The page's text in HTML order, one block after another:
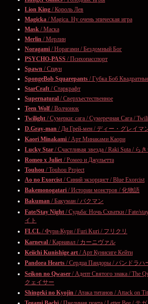
Lion King / Король Лев
Magicka / Magica. Ну очень эпическая игра
Mask / Маска
Merlin / Мерлин
Noragami / Норагами / Бездомный Бог
PSYCHO-PASS / Психопасспорт
Spawn / Спаун
SpongeBob Squarepants / Губка Боб
StarCraft / Старкрафт
Supernatural / Сверхъестественное
Teen Wolf / Волчонок
Twilight / Сумерки: сага / Сумеречная Сага /
D.Gray-man / Ди Грей-мен / ディー・グレイマ
Kaori Minakami / Арт Минаками Каори
Lucky Star / Счастливая звезда / Raki Suta / ら
Romeo x Juliet / Ромео и Джульетта
Touhou / Touhou Project
Ao no Exorcist / Синий экзорцист / Blue Exorcist
Bakemonogatari / Истории монстров / 化物語
Bakuman / Бакуман / バクマン
Fate/Stay Night / Судьба: Ночь Схватки / Fate/
イト
FLCL / Фури-Кури / Furi Kuri / フリクリ
Karneval / Карнавал / カーニヴァル
Keiichi Kunishige art / Арт Кунисиге Кейти
Pandora Hearts / Сердца Пандоры / パンドラハ
Seikon no Qwaser / Адепт Святого знака / The
クェイサー
Shingeki no Kyojin / Атака титанов / Attack on